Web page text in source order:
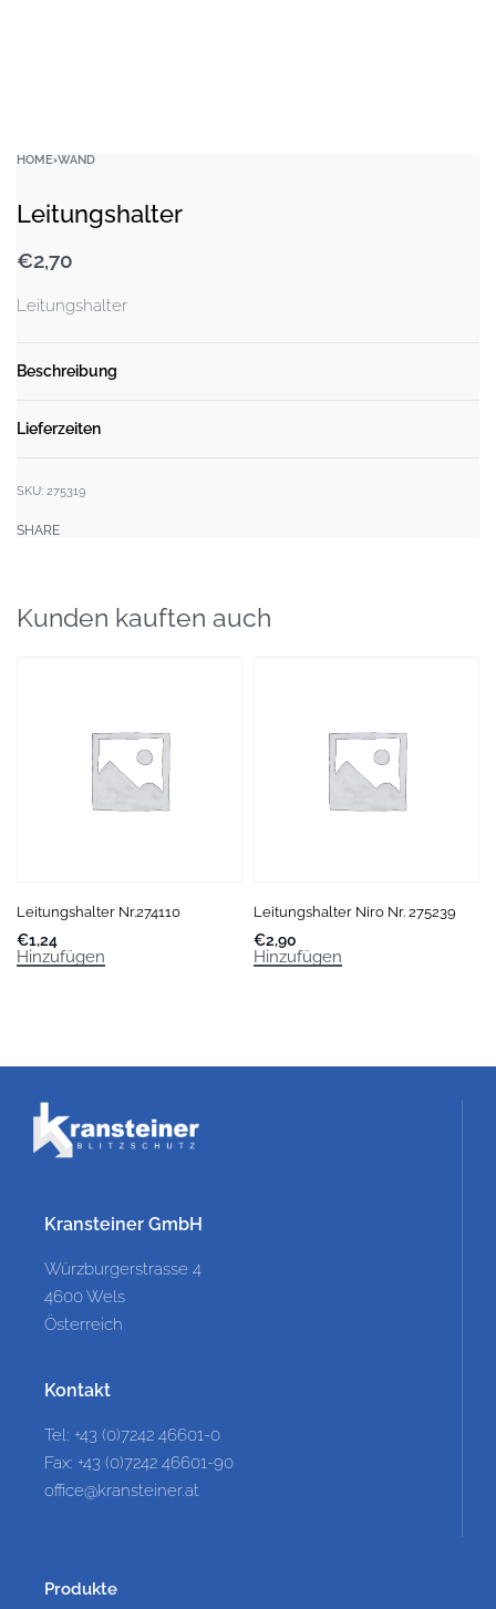
HOME›WAND
Leitungshalter
€2,70
Leitungshalter
Beschreibung
Lieferzeiten
SKU: 275319
SHARE
Kunden kauften auch
Leitungshalter Nr.274110
€1,24
Hinzufügen
Leitungshalter Niro Nr. 275239
€2,90
Hinzufügen
Kransteiner GmbH
Würzburgerstrasse 4
4600 Wels
Österreich
Kontakt
Tel: +43 (0)7242 46601-0
Fax: +43 (0)7242 46601-90
office@kransteiner.at
Produkte